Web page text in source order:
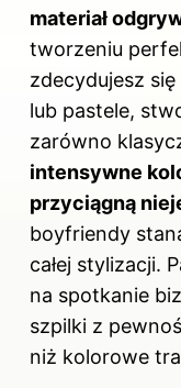
materiał
tworzeniu
zdecydujesz
lub pastele,
zarówno
intensywne
przyciągną
boyfriendy
całej stylizacji.
na spotkanie
szpilki z
niż kolorowe